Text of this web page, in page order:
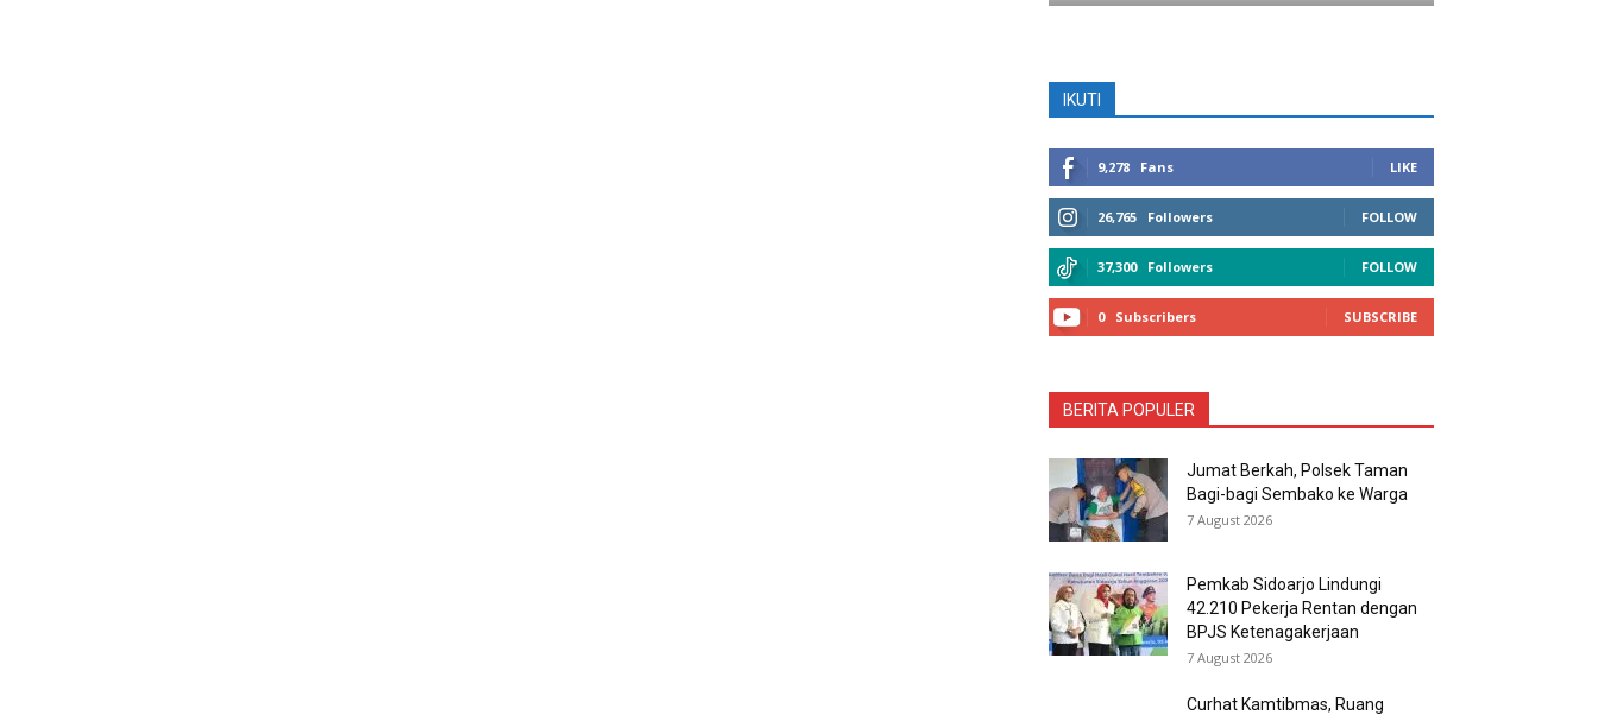
IKUTI
9,278 Fans LIKE
26,765 Followers FOLLOW
37,300 Followers FOLLOW
0 Subscribers SUBSCRIBE
BERITA POPULER
Jumat Berkah, Polsek Taman
Bagi-bagi Sembako ke Warga
7 August 2026
Pemkab Sidoarjo Lindungi
42.210 Pekerja Rentan dengan
BPJS Ketenagakerjaan
7 August 2026
Curhat Kamtibmas, Ruang